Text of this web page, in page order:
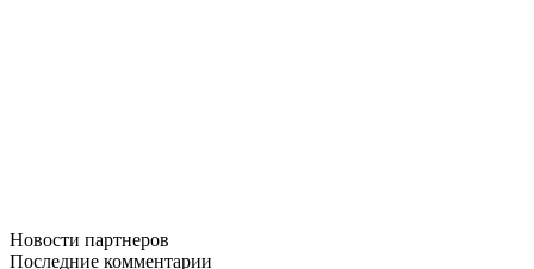
Новости партнеров
Последние комментарии